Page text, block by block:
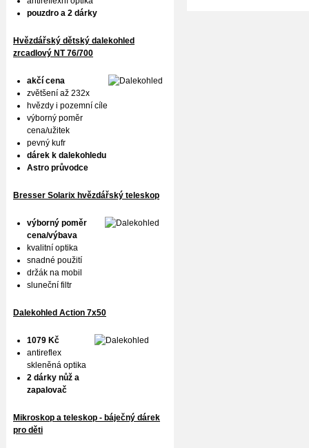
pouzdro a 2 dárky
Hvězdářský dětský dalekohled
zrcadlový NT 76/700
akčí cena
zvětšení až 232x
hvězdy i pozemní cíle
výborný poměr
cena/užitek
pevný kufr
dárek k dalekohledu
Astro průvodce
Bresser Solarix hvězdářský teleskop
výborný poměr
cena/výbava
kvalitní optika
snadné použití
držák na mobil
sluneční filtr
Dalekohled Action 7x50
1079 Kč
antireflex
skleněná optika
2 dárky nůž a
zapalovač
Mikroskop a teleskop - báječný dárek
pro děti